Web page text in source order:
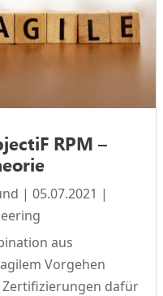
RPM –
| 05.07.2021 |
aus
Vorgehen
Zertifizierungen dafür